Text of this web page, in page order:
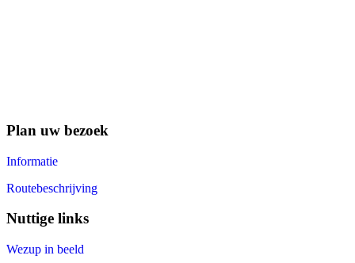
Plan uw bezoek
Informatie
Routebeschrijving
Nuttige links
Wezup in beeld